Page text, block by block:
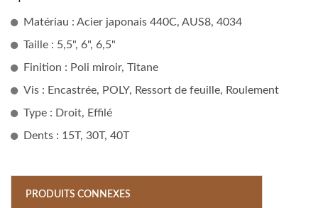
Matériau : Acier japonais 440C, AUS8, 4034
Taille : 5,5", 6", 6,5"
Finition : Poli miroir, Titane
Vis : Encastrée, POLY, Ressort de feuille, Roulement
Type : Droit, Effilé
Dents : 15T, 30T, 40T
PRODUITS CONNEXES